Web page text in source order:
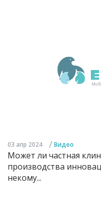
03 апр 2024 / Видео
Может ли частная
производства
некому...